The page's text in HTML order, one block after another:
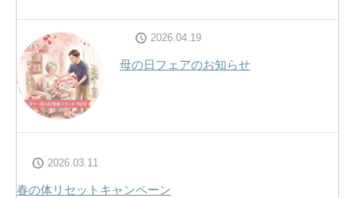
2026.04.19
母の日フェアのお知らせ
2026.03.11
春の体リセットキャンペーン